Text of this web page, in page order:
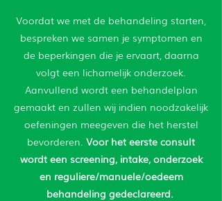
Voordat we met de behandeling starten,
bespreken we samen je symptomen en
de beperkingen die je ervaart, daarna
volgt een lichamelijk onderzoek.
Aanvullend wordt een behandelplan
gemaakt en zullen wij indien noodzakelijk
oefeningen meegeven die het herstel
bevorderen. Voor het eerste consult
wordt een screening, intake, onderzoek
en reguliere/manuele/oedeem
behandeling gedeclareerd.